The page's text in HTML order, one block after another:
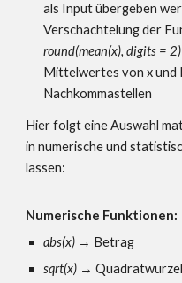
als Input übergeben
Verschachtelung der
round(mean(x), digits = 2)
Mittelwertes vonx und
Nachkommastellen
Hier folgt eine Auswahl
in numerische und
lassen:
Numerische Funktionen:
abs(x) → Betrag
sqrt(x) →Quadratwurzel